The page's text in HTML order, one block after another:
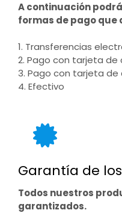
A continuación
formas de pago que
1. Transferencias
2. Pago con tarjeta de
3. Pago con tarjeta de
4. Efectivo
Garantía de
Todos nuestros
garantizados.